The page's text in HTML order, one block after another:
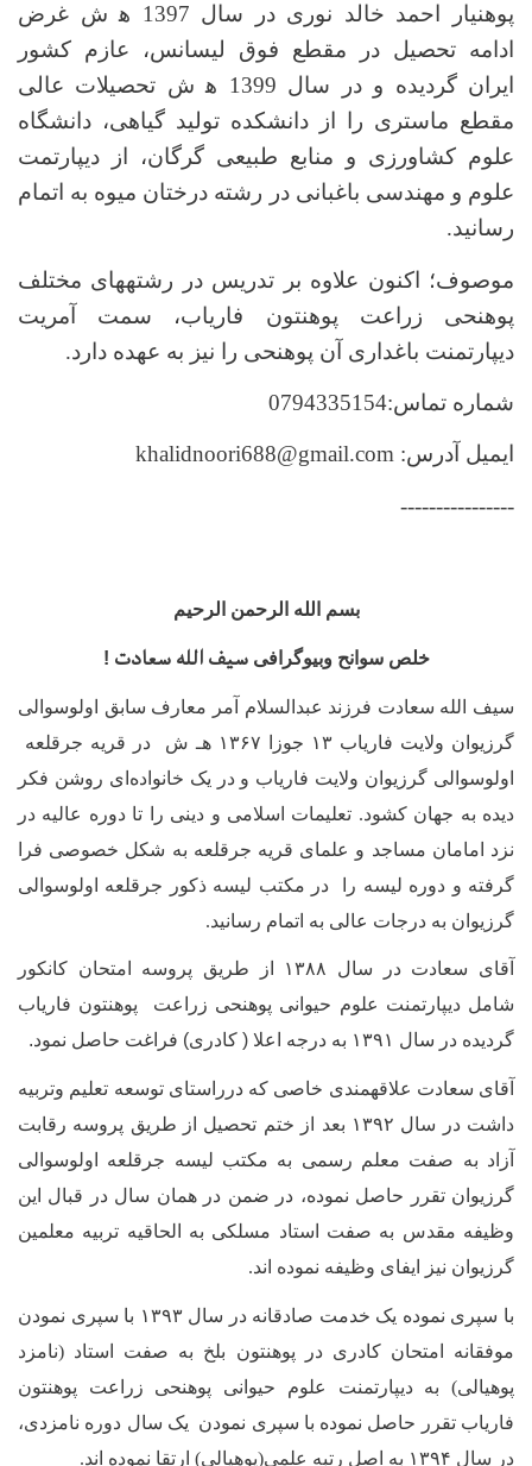
پوهنیار احمد خالد نوری در سال 1397 ﻫ­ ش غرض
ادامه تحصیل در مقطع فوق لیسانس، عازم کشور
ایران گردیده و در سال 1399 ﻫ ش تحصیلات عالی
مقطع ماستری را از دانشکده تولید گیاهی، دانشگاه
علوم کشاورزی و منابع طبیعی گرگان،
از
دیپارتمت
علوم و مهندسی باغبانی در رشته درختان میوه به اتمام
رسانید.
موصوف؛ اکنون علاوه بر تدریس در رشته­های مختلف
پوهنحی زراعت پوهنتون فاریاب، سمت آمریت
دیپارتمنت باغداری آن پوهنحی را نیز به عهده دارد.
شماره تماس:0794335154
ایمیل آدرس: khalidnoori688@gmail.com
----------------
بسم الله الرحمن الرحیم
خلص سوانح وبیوگرافی سیف الله سعادت !
سیف الله سعادت فرزند عبدالسلام آمر معارف سابق اولوسوالی
گرزیوان ولایت فاریاب ۱۳ جوزا ۱۳۶۷ هـ ش در قریه جرقلعه
اولوسوالی گرزیوان ولایت فاریاب و در یک خانواده‌ای روشن فکر
دیده به جهان کشود. تعلیمات اسلامی و دینی را تا دوره عالیه در
نزد امامان مساجد و علمای قریه جرقلعه به شکل خصوصی فرا
گرفته و دوره لیسه را در مکتب لیسه ذکور جرقلعه اولوسوالی
گرزیوان به درجات عالی به اتمام رسانید.
آقای سعادت
در سال ۱۳۸۸ از طریق پروسه امتحان کانکور
شامل دیپارتمنت علوم حیوانی پوهنحی زراعت پوهنتون فاریاب
گردیده در سال ۱۳۹۱ به درجه اعلا ( کادری) فراغت حاصل نمود
.
آقای سعادت علاقه­مندی خاصی که درراستای توسعه تعلیم وتربیه
داشت در سال ۱۳۹۲ بعد از ختم تحصیل از طریق پروسه رقابت
آزاد به صفت معلم رسمی به مکتب لیسه جرقلعه اولوسوالی
گرزیوان تقرر حاصل نموده‌، در ضمن در همان سال در قبال این
وظیفه مقدس به صفت استاد مسلکی به الحاقیه تربیه معلمین
گرزیوان نیز ایفای وظیفه نموده اند.
با سپری نموده یک خدمت صادقانه
در سال ۱۳۹۳ با سپری نمودن
موفقانه امتحان کادری در پوهنتون بلخ به صفت استاد (نامزد
پوهیالی) به دیپارتمنت علوم حیوانی پوهنحی زراعت پوهنتون
فاریاب تقرر حاصل نموده با سپری نمودن یک سال دوره نامزدی،
در سال ۱۳۹۴ به اصل رتبه علمی(پوهیالی) ارتقا نموده اند.